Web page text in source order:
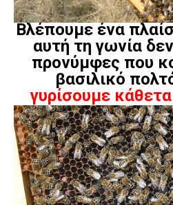
Βλέπουμε ένα
αυτή τη γωνία
προνύμφες που
βασιλικό
γυρίσουμε